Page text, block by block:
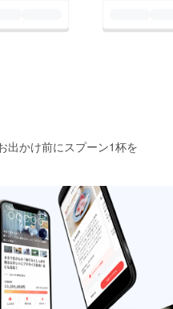
かけ前にスプーン1杯を